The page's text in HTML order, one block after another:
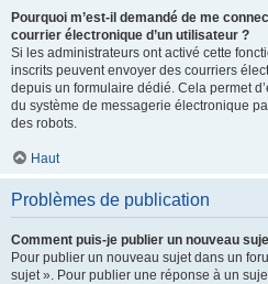
Pourquoi m’est-il demandé de me
courrier électronique d’un utilisateur ?
Si les administrateurs ont activé cette
inscrits peuvent envoyer des courriers
depuis un formulaire dédié. Cela permet
du système de messagerie électronique
des robots.
Haut
Problèmes de publication
Comment puis-je publier un nouveau
Pour publier un nouveau sujet dans un
sujet ». Pour publier une réponse à un